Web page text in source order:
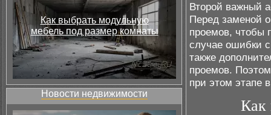
Как выбрать модульную
мебель под размер комнаты
Новости недвижимости
Второй важный
Перед заменой
проемов, чтобы
случае ошибки
также
проемов.
при этом этапе
Как